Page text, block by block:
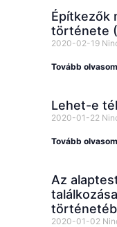
Építkezők
története
2020-02-19
Tovább
Lehet-e
2020-01-22
Tovább
Az
2020-01-02